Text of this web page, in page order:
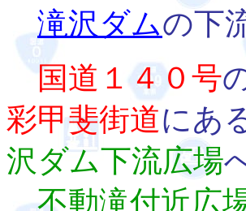
滝沢ダムの下
国道１４０号
彩甲斐街道にあ
沢ダム下流広場
不動滝付近広